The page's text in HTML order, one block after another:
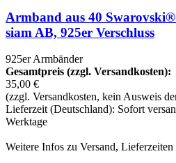
Armband aus 40
siam AB, 925er Verschluss
925er Armbänder
Gesamtpreis (zzgl. Versandkosten):
35,00 €
(zzgl. Versandkosten, kein Ausweis
Lieferzeit (Deutschland): Sofort
Werktage
Weitere Infos zu Versand,